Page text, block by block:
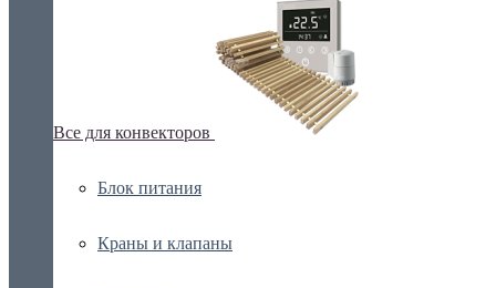
Все для конвекторов
Блок питания
Краны и клапаны